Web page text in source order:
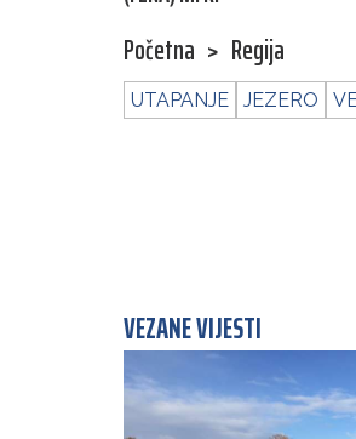
Početna > Regija
UTAPANJE JEZERO
VEZANE VIJESTI